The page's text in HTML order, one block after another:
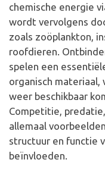
chemische energie
wordt vervolgens
zoals zoöplankton,
roofdieren.
spelen een
organisch
weer beschikbaar
Competitie,
allemaal
structuur en functie
beïnvloeden.